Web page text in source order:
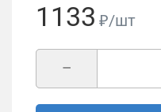
1133 ₽/шт
–